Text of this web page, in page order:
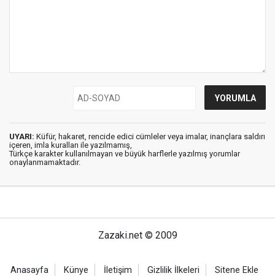
UYARI: Küfür, hakaret, rencide edici cümleler veya imalar, inançlara saldırı
içeren, imla kuralları ile yazılmamış,
Türkçe karakter kullanılmayan ve büyük harflerle yazılmış yorumlar
onaylanmamaktadır.
Zazaki.net © 2009
Anasayfa Künye İletişim Gizlilik İlkeleri Sitene Ekle